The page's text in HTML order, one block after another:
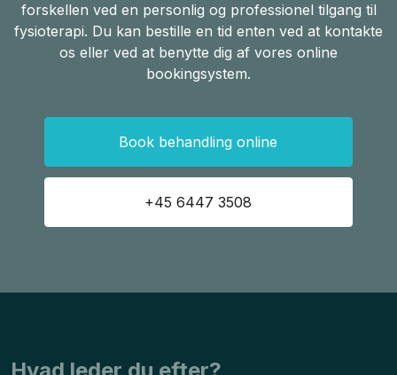
forskellen ved en personlig og professionel tilgang til
fysioterapi. Du kan bestille en tid enten ved at kontakte
os eller ved at benytte dig af vores online
bookingsystem.
Book behandling online
+45 6447 3508